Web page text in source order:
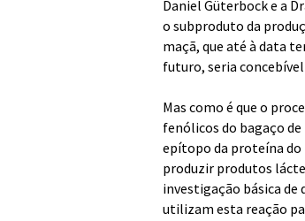
Daniel Güterbock e a
o subproduto da
maçã, que até à data
futuro, seria
Mas como é que o
fenólicos do bagaço
epítopo da proteína do
produzir produtos
investigação básica
utilizam esta reação